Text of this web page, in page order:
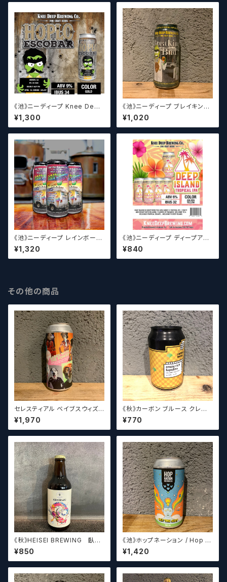
《池》ニーディープ Knee Deep
Hoplo Escobar 【クラフトビー
ルシザーズ】
¥1,300
《池》ニーディープ ブレイキング
バッド Knee Deep Breakin
g Bud IPA【クラフトビールシザ
ーズ】
¥1,020
《池》ニーディープ レインボーシ
ャーベット Knee Deep Uncl
e Dean’s Rainbow Sherbet
【クラフトビールシザーズ】
¥1,320
《池》ニーディープ ディープアイ
ランド Knee Deep Deep Is
land【クラフトビールシザーズ】
¥840
その他の商品
セレスティアル ベイブスウィズ
ザパワー / Celestial Beerwo
rks Babes With the Power
¥1,970
《秋》カーボン ブルース クレイ
ジーリッチルプリンズ Carbo
n Brews Crazy rich Lupulin
s【クラフトビール】
¥770
《秋》HEISEI BREWING 臥龍
長生(がりゅうちょうせい)アメリ
カンペールエール【クラフトビー
ル】
¥850
《池》ホップネーション / Hop N
ation Get The Gist
¥1,420